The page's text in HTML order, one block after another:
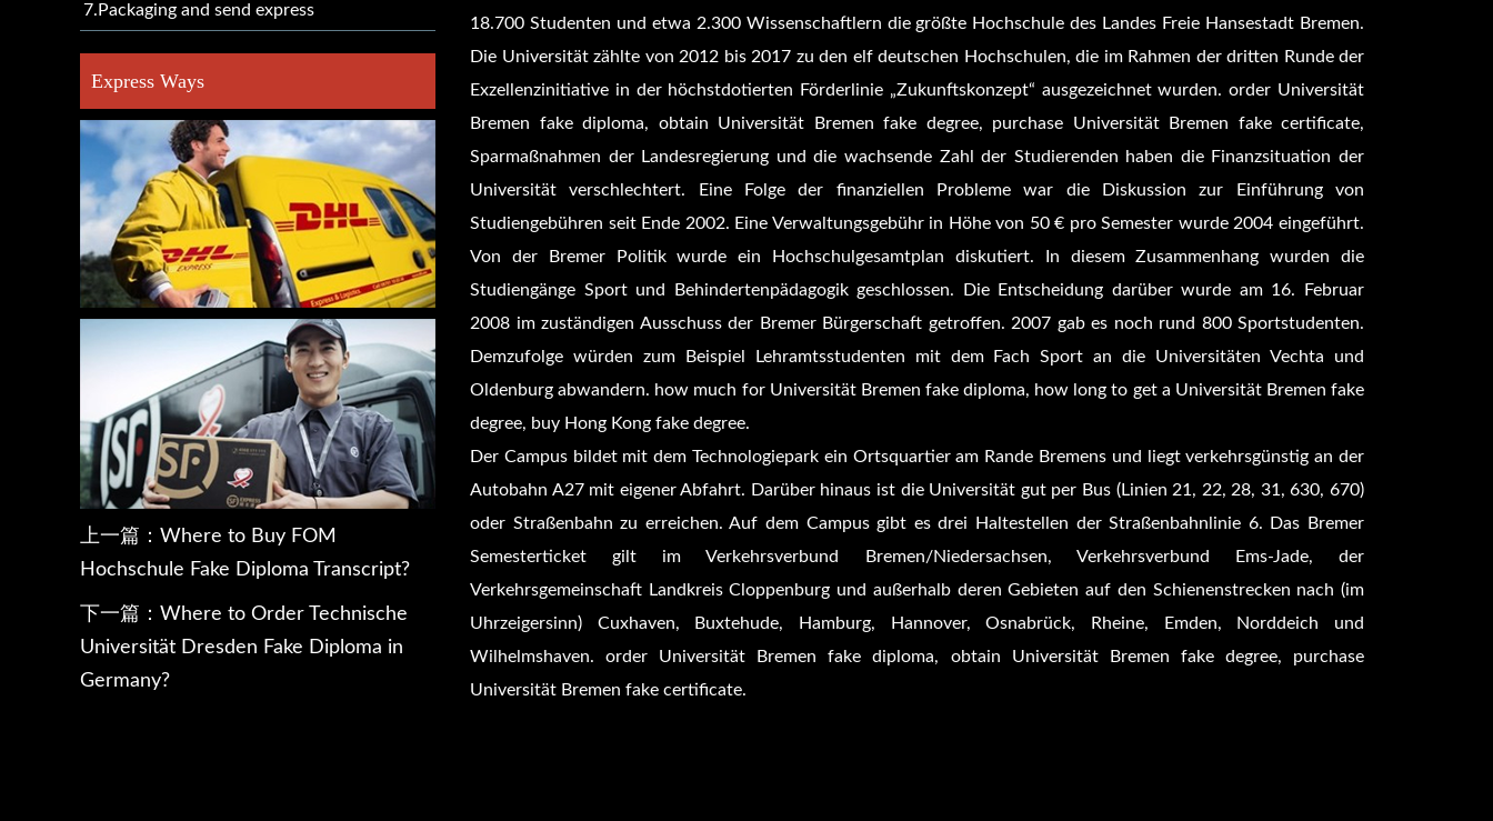
7.Packaging and send express
Express Ways
上一篇： Where to Buy FOM
Hochschule Fake Diploma Transcript?
下一篇： Where to Order Technische
Universität Dresden Fake Diploma in
Germany?
18.700 Studenten und etwa 2.300 Wissenschaftlern die größte Hochschule des Landes Freie Hansestadt Bremen.
Die Universität zählte von 2012 bis 2017 zu den elf deutschen Hochschulen, die im Rahmen der dritten Runde der
Exzellenzinitiative in der höchstdotierten Förderlinie „Zukunftskonzept“ ausgezeichnet wurden. order Universität
Bremen fake diploma, obtain Universität Bremen fake degree, purchase Universität Bremen fake certificate,
Sparmaßnahmen der Landesregierung und die wachsende Zahl der Studierenden haben die Finanzsituation der
Universität verschlechtert. Eine Folge der finanziellen Probleme war die Diskussion zur Einführung von
Studiengebühren seit Ende 2002. Eine Verwaltungsgebühr in Höhe von 50 € pro Semester wurde 2004 eingeführt.
Von der Bremer Politik wurde ein Hochschulgesamtplan diskutiert. In diesem Zusammenhang wurden die
Studiengänge Sport und Behindertenpädagogik geschlossen. Die Entscheidung darüber wurde am 16. Februar
2008 im zuständigen Ausschuss der Bremer Bürgerschaft getroffen. 2007 gab es noch rund 800 Sportstudenten.
Demzufolge würden zum Beispiel Lehramtsstudenten mit dem Fach Sport an die Universitäten Vechta und
Oldenburg abwandern. how much for Universität Bremen fake diploma, how long to get a Universität Bremen fake
degree, buy Hong Kong fake degree.
Der Campus bildet mit dem Technologiepark ein Ortsquartier am Rande Bremens und liegt verkehrsgünstig an der
Autobahn A27 mit eigener Abfahrt. Darüber hinaus ist die Universität gut per Bus (Linien 21, 22, 28, 31, 630, 670)
oder Straßenbahn zu erreichen. Auf dem Campus gibt es drei Haltestellen der Straßenbahnlinie 6. Das Bremer
Semesterticket gilt im Verkehrsverbund Bremen/Niedersachsen, Verkehrsverbund Ems-Jade, der
Verkehrsgemeinschaft Landkreis Cloppenburg und außerhalb deren Gebieten auf den Schienenstrecken nach (im
Uhrzeigersinn) Cuxhaven, Buxtehude, Hamburg, Hannover, Osnabrück, Rheine, Emden, Norddeich und
Wilhelmshaven. order Universität Bremen fake diploma, obtain Universität Bremen fake degree, purchase
Universität Bremen fake certificate.